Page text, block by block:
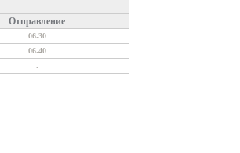
Отправление
06.30
06.40
.